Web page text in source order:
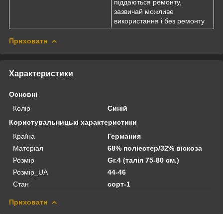
піддаються ремонту,
зазвичай можливе
використання і без ремонту
Приховати
Характеристики
Основні
Колір
Синій
Користувальницькі характеристики
Країна
Германия
Матеріал
68% поліестер/32% віскоза
Розмір
Gr.4 (талія 75-80 см.)
Розмір_UA
44-46
Стан
сорт-1
Приховати